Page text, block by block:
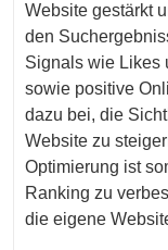
Website gestärkt
den
Signals wie Likes
sowie positive
dazu bei, die
Website zu
Optimierung ist
Ranking zu
die eigene